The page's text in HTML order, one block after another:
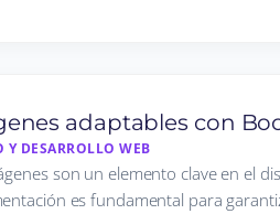
adaptables con
Y DESARROLLO WEB
son un elemento clave en el
es fundamental para